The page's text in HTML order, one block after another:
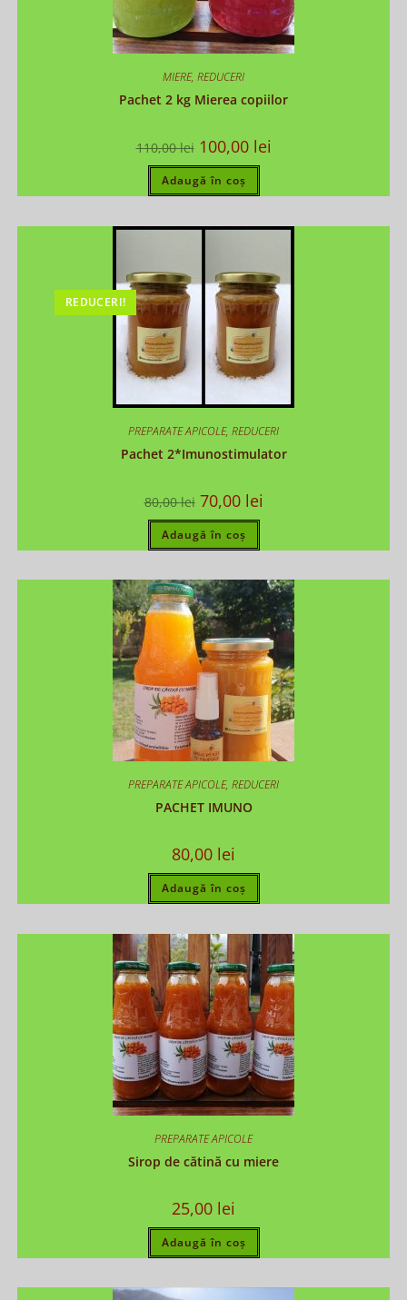
MIERE, REDUCERI
Pachet 2 kg Mierea copiilor
110,00lei 100,00 lei
Adaugă în coș
REDUCERI!
PREPARATE APICOLE, REDUCERI
Pachet 2*Imunostimulator
80,00lei 70,00 lei
Adaugă în coș
PREPARATE APICOLE, REDUCERI
PACHET IMUNO
80,00 lei
Adaugă în coș
PREPARATE APICOLE
Sirop de cătină cu miere
25,00 lei
Adaugă în coș